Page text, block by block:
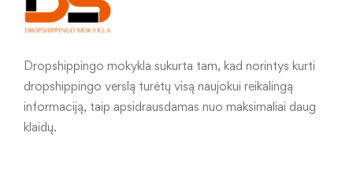
Dropshippingo mokykla sukurta tam, kad norintys kurti
dropshippingo verslą turėtų visą naujokui reikalingą
informaciją, taip apsidrausdamas nuo maksimaliai daug
klaidų.